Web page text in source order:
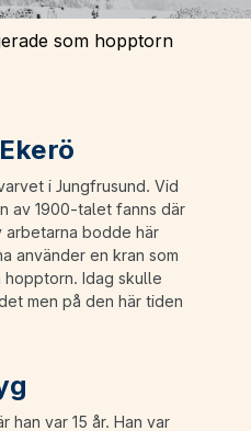
som hopptorn
i Jungfrusund. Vid
av 1900-talet fanns där
arbetarna bodde här
använder en kran som
Idag skulle
men på den här tiden
han var 15 år. Han var